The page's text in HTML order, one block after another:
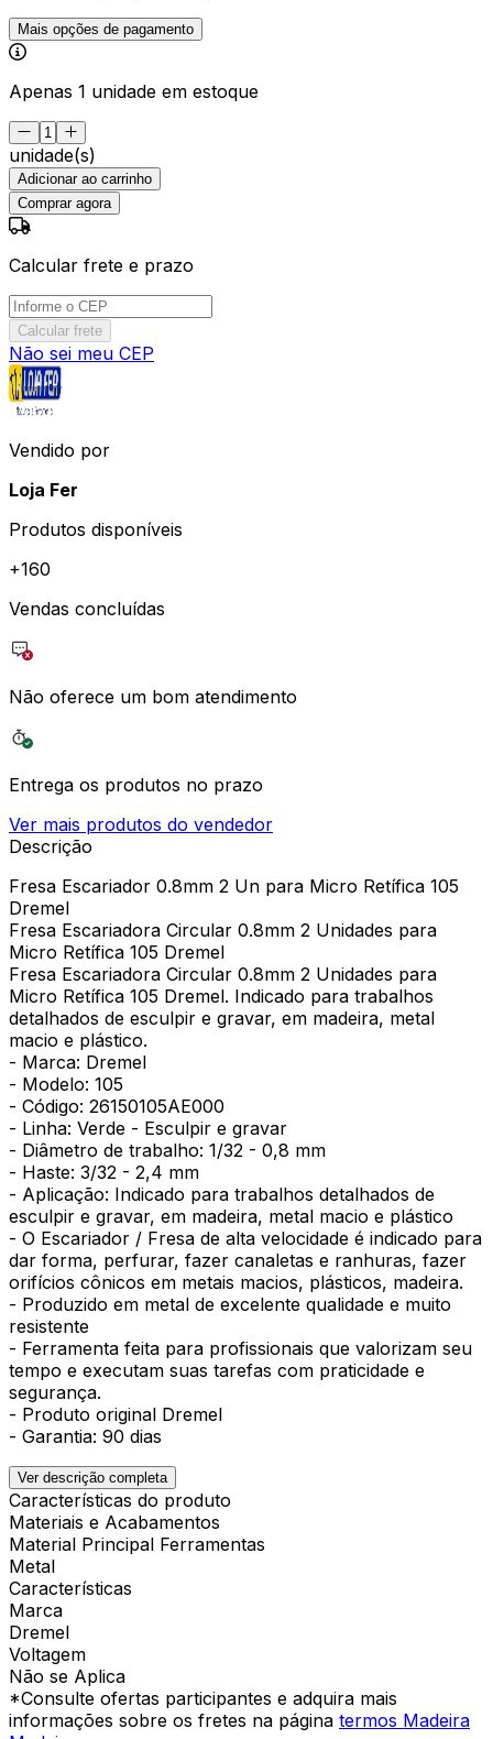
Mais opções de pagamento
Apenas 1 unidade em estoque
unidade(s)
Adicionar ao carrinho
Comprar agora
Calcular frete e prazo
Calcular frete
Não sei meu CEP
Vendido por
Loja Fer
Produtos disponíveis
+160
Vendas concluídas
Não oferece um bom atendimento
Entrega os produtos no prazo
Ver mais produtos do vendedor
Descrição
Fresa Escariador 0.8mm 2 Un para Micro Retífica 105
Dremel
Fresa Escariadora Circular 0.8mm 2 Unidades para
Micro Retífica 105 Dremel
Fresa Escariadora Circular 0.8mm 2 Unidades para
Micro Retífica 105 Dremel. Indicado para trabalhos
detalhados de esculpir e gravar, em madeira, metal
macio e plástico.
- Marca: Dremel
- Modelo: 105
- Código: 26150105AE000
- Linha: Verde - Esculpir e gravar
- Diâmetro de trabalho: 1/32 - 0,8 mm
- Haste: 3/32 - 2,4 mm
- Aplicação: Indicado para trabalhos detalhados de
esculpir e gravar, em madeira, metal macio e plástico
- O Escariador / Fresa de alta velocidade é indicado para
dar forma, perfurar, fazer canaletas e ranhuras, fazer
orifícios cônicos em metais macios, plásticos, madeira.
- Produzido em metal de excelente qualidade e muito
resistente
- Ferramenta feita para profissionais que valorizam seu
tempo e executam suas tarefas com praticidade e
segurança.
- Produto original Dremel
- Garantia: 90 dias
Ver descrição completa
Características do produto
Materiais e Acabamentos
Material Principal Ferramentas
Metal
Características
Marca
Dremel
Voltagem
Não se Aplica
*Consulte ofertas participantes e adquira mais
informações sobre os fretes na página termos Madeira